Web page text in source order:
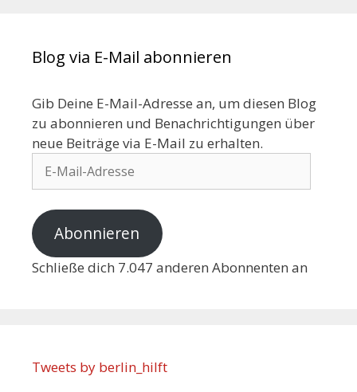
Blog via E-Mail abonnieren
Gib Deine E-Mail-Adresse an, um diesen Blog
zu abonnieren und Benachrichtigungen über
neue Beiträge via E-Mail zu erhalten.
Abonnieren
Schließe dich 7.047 anderen Abonnenten an
Tweets by berlin_hilft